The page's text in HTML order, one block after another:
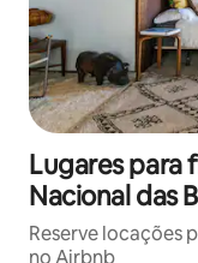
Lugares para
Nacional das
Reserve locações
no Airbnb